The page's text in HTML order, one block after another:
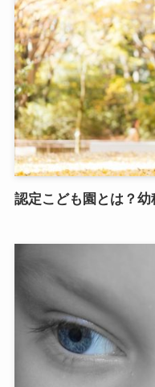
認定こども園とは？